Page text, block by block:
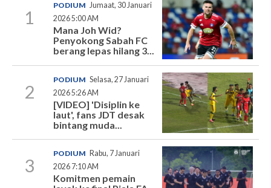
1
PODIUM Jumaat, 30 Januari
2026 5:00 AM
Mana Joh Wid?
Penyokong Sabah FC
berang lepas hilang 3...
2
PODIUM Selasa, 27 Januari
2026 5:26 AM
[VIDEO] 'Disiplin ke
laut', fans JDT desak
bintang muda...
3
PODIUM Rabu, 7 Januari
2026 7:10 AM
Komitmen pemain